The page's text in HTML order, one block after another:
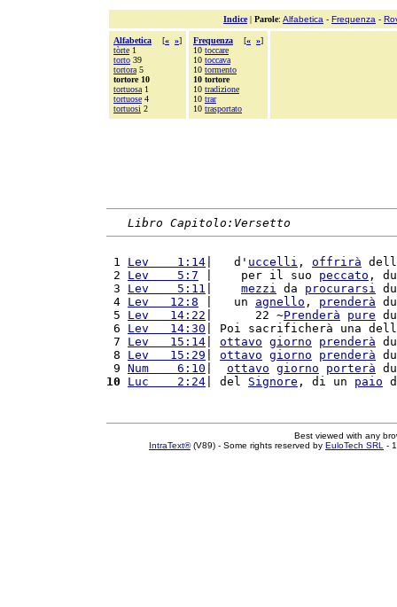
Indice| Parole: Alfabetica - Frequenza -
Alfabetica [« »]
tòrte 1
torto 39
tortora 5
tortore 10
tortuosa 1
tortuose 4
tortuosi 2
Frequenza [« »]
10 toccare
10 toccava
10 tormento
10 tortore
10 tradizione
10 trar
10 trasportato
Libro Capitolo:Versetto
1 Lev    1:14 |   d' uccelli , offrirà
2 Lev    5:7 |    per il suo peccato ,
3 Lev    5:11 mezzi da procurarsi
4 Lev   12:8 |   un agnello , prenderà
5 Lev   14:22 |      22 ~Prenderà pure
6 Lev   14:30 | Poi sacrificherà una
7 Lev   15:14 ottavo giorno prenderà
8 Lev   15:29 ottavo giorno prenderà
9 Num    6:10 ottavo giorno porterà
10
Luc    2:24 | del Signore , di un paio
Best viewed with any
IntraText®(V89) - Some rights reserved by EuloTech SRL -